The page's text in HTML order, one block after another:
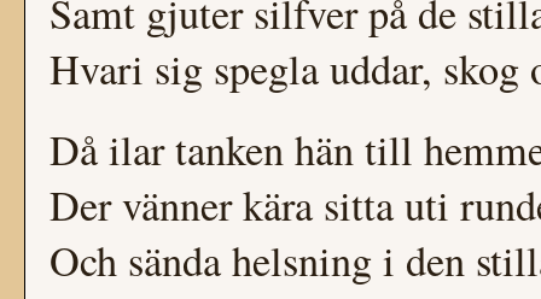
Samt gjuter silfver på de
Hvari sig spegla uddar, skog
Då ilar tanken hän till
Der vänner kära sitta uti
Och sända helsning i den